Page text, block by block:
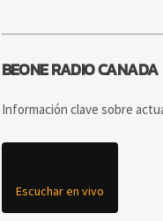
BEONE RADIO CANADA
Información clave sobre
Escuchar en vivo